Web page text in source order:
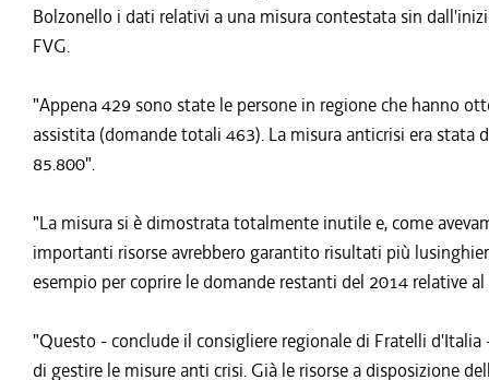
Bolzonello i dati relativi a una misura contestata sin
FVG.
"Appena 429 sono state le persone in regione che hanno
assistita (domande totali 463). La misura anticrisi era
85.800".
"La misura si è dimostrata totalmente inutile e, come
importanti risorse avrebbero garantito risultati più
esempio per coprire le domande restanti del 2014 relative
"Questo - conclude il consigliere regionale di Fratelli
di gestire le misure anti crisi. Già le risorse a disposizione